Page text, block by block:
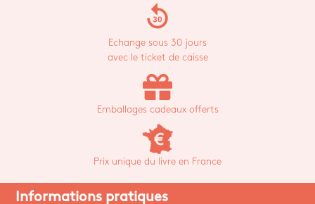
replay_30
Echange sous 30 jours
avec le ticket de caisse
Emballages cadeaux offerts
Prix unique du livre en France
Informations pratiques